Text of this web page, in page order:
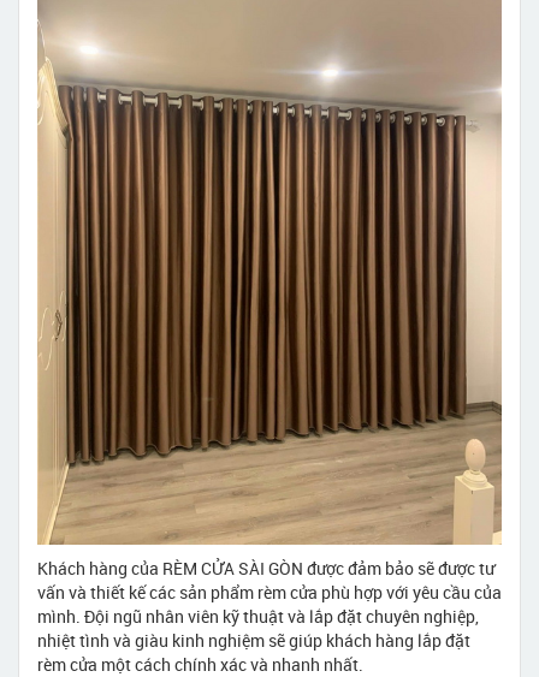
Khách hàng của RÈM CỬA SÀI GÒN được đảm bảo sẽ được tư
vấn và thiết kế các sản phẩm rèm cửa phù hợp với yêu cầu của
mình. Đội ngũ nhân viên kỹ thuật và lắp đặt chuyên nghiệp,
nhiệt tình và giàu kinh nghiệm sẽ giúp khách hàng lắp đặt
rèm cửa một cách chính xác và nhanh nhất.